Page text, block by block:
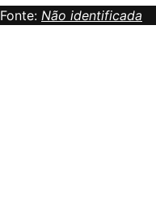
Fonte: Não identificada